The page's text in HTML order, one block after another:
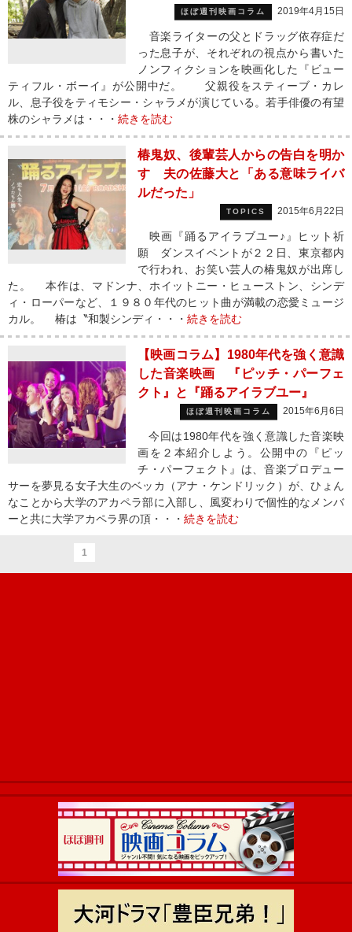
ほぼ週刊映画コラム 2019年4月15日
音楽ライターの父とドラッグ依存症だ
った息子が、それぞれの視点から書いた
ノンフィクションを映画化した『ビュー
ティフル・ボーイ』が公開中だ。 父親役をスティーブ・カレ
ル、息子役をティモシー・シャラメが演じている。若手俳優の有望
株のシャラメは・・・ 続きを読む
椿鬼奴、後輩芸人からの告白を明か
す 夫の佐藤大と「ある意味ライバ
ルだった」
TOPICS 2015年6月22日
映画『踊るアイラブユー♪』ヒット祈
願 ダンスイベントが２２日、東京都内
で行われ、お笑い芸人の椿鬼奴が出席し
た。 本作は、マドンナ、ホイットニー・ヒューストン、シンデ
ィ・ローパーなど、１９８０年代のヒット曲が満載の恋愛ミュージ
カル。 椿は〝和製シンディ・・・ 続きを読む
【映画コラム】1980年代を強く意識
した音楽映画 『ピッチ・パーフェ
クト』と『踊るアイラブユー』
ほぼ週刊映画コラム 2015年6月6日
今回は1980年代を強く意識した音楽映
画を２本紹介しよう。公開中の『ピッ
チ・パーフェクト』は、音楽プロデュー
サーを夢見る女子大生のベッカ（アナ・ケンドリック）が、ひょん
なことから大学のアカペラ部に入部し、風変わりで個性的なメンバ
ーと共に大学アカペラ界の頂・・・ 続きを読む
1